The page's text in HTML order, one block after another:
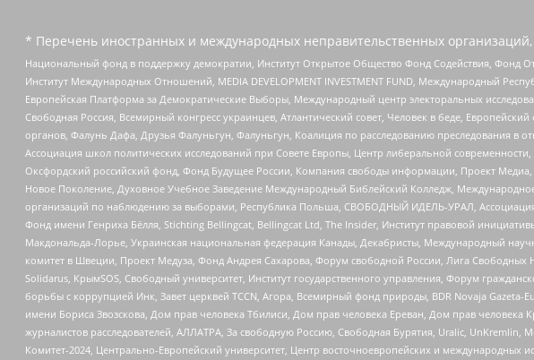
* Перечень иностранных и международных неправительственных
Национальный фонд в поддержку демократии, Институт Открытое Общество Фонд Содействия,
Институт Международных Отношений, MEDIA DEVELOPMENT INVESTMENT FUND, Международный
Европейская Платформа за Демократические Выборы, Международный центр электоральных
Свободная Россия, Всемирный конгресс украинцев, Атлантический совет, Человек в беде,
органов, Фалунь Дафа, Друзья Фалуньгун, Фалуньгун, Коалиция по расследованию преследования в
Ассоциация школ политических исследований при Совете Европы, Центр либеральной
Оксфордский российский фонд, Фонд Будущее России, Компания свободы информации, Проект Медиа,
Новое Поколение, Духовное Учебное Заведение Международный Библейский Колледж,
организаций по наблюдению за выборами, Республика Польша, СВОБОДНЫЙ ИДЕЛЬ-УРАЛ,
Фонд имени Генриха Бёлля, Stichting Bellingcat, Bellingcat Ltd, The Insider, Институт правовой
Макдональда-Лорье, Украинская национальная федерация Канады, Декабристы, Международный
комитет в Швеции, Проект Медуза, Фонд Андрея Сахарова, Форум свободной России, Лига
Solidarus, КрымSOS, Свободный университет, Институт государственного управления, Форум
борьбы с коррупцией Инк, Завет церквей TCCN, Агора, Всемирный фонд природы, BDR Novaja
имени Бориса Звозскова, Дом прав человека Тбилиси, Дом прав человека Ереван, Дом прав
журналистов расследователей, АЛЛАТРА, За свободную Россию, Свободная Бурятия, Uralic,
Комитет-2024, Центрально-Европейский университет, Центр восточноевропейских и